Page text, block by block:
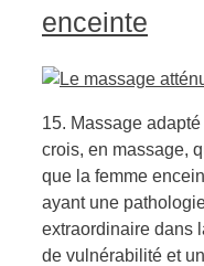
enceinte
15. Massage
crois, en massage,
que la femme
ayant une
extraordinaire dans
de vulnérabilité et